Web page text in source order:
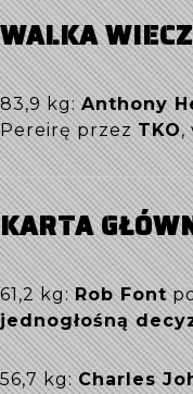
WALKA
83,9 kg:Anthony
Pereirę przezTKO,
KARTA
61,2 kg:Rob Font
jednogłośną
56,7 kg:Charles